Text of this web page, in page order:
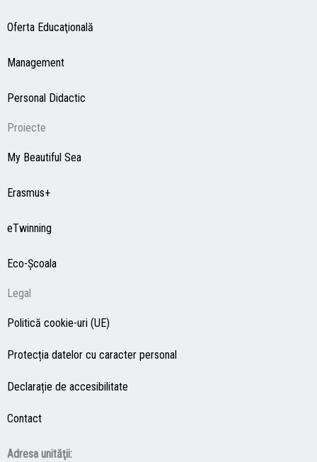
Oferta Educaţională
Management
Personal Didactic
Proiecte
My Beautiful Sea
Erasmus+
eTwinning
Eco-Şcoala
Legal
Politică cookie-uri (UE)
Protecția datelor cu caracter personal
Declarație de accesibilitate
Contact
Adresa unităţii: